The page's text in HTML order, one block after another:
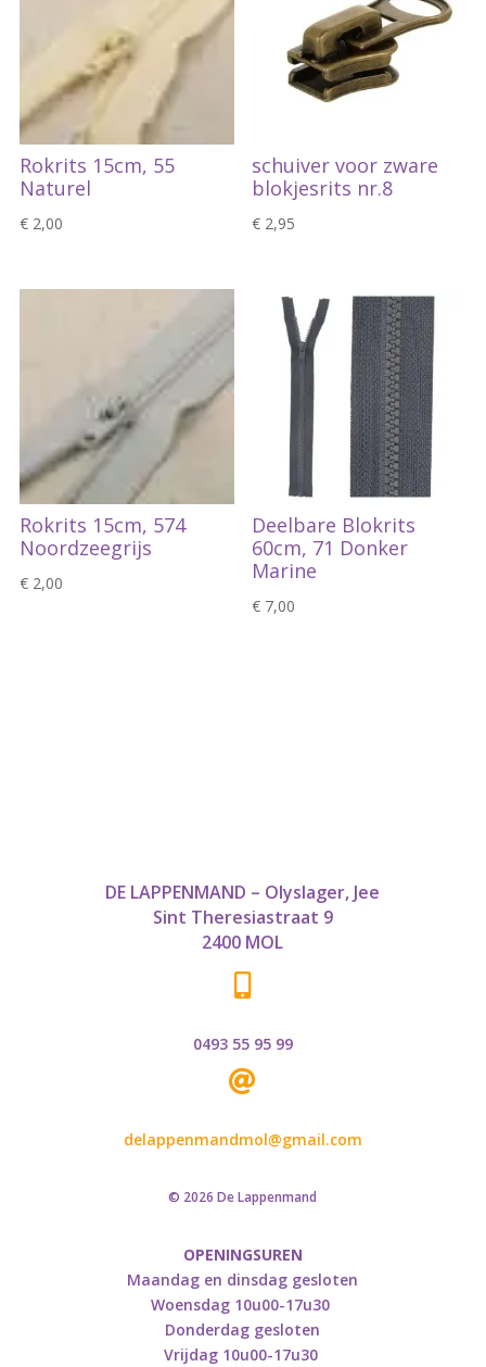
Rokrits 15cm, 55
Naturel
€2,00
schuiver voor zware
blokjesrits nr.8
€ 2,95
Rokrits 15cm, 574
Noordzeegrijs
€2,00
Deelbare Blokrits
60cm, 71 Donker
Marine
€ 7,00
DE LAPPENMAND – Olyslager, Jee
Sint Theresiastraat 9
2400 MOL

0493 55 95 99

delappenmandmol@gmail.com
© 2026 De Lappenmand
OPENINGSUREN
Maandag en dinsdag gesloten
Woensdag 10u00-17u30
Donderdag gesloten
Vrijdag 10u00-17u30